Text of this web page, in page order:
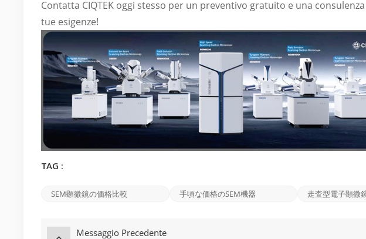
Contatta CIQTEK oggi stesso per un preventivo gratuito e una
tue esigenze!
TAG :
SEM顕微鏡の価格比較 手頃な価格のSEM機器 走査型電子顕微
Messaggio Precedente